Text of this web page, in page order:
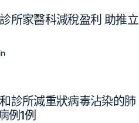
所家醫科減稅盈利 助推立
診所減重狀病毒沾染的肺
例1例